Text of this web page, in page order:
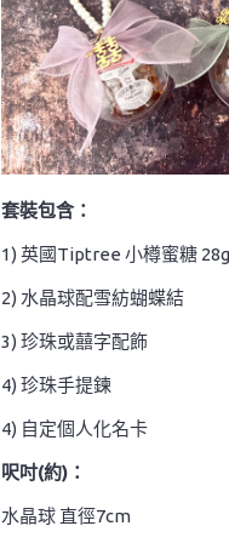
套裝包含：
1) 英國Tiptree 小樽蜜糖 28g
2) 水晶球配雪紡蝴蝶結
3) 珍珠或囍字配飾
4) 珍珠手提鍊
4) 自定個人化名卡
呎吋(約)：
水晶球 直徑7cm